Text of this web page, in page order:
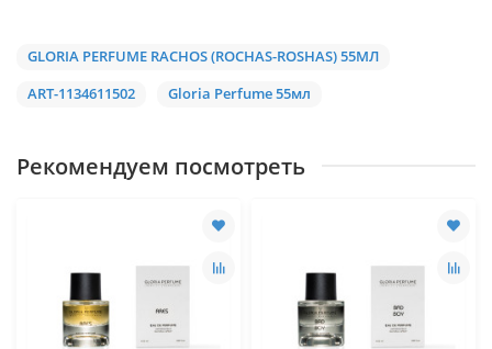
GLORIA PERFUME RACHOS (ROCHAS-ROSHAS) 55МЛ
ART-1134611502
Gloria Perfume 55мл
Рекомендуем посмотреть